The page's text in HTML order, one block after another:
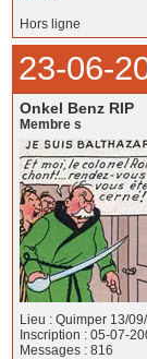
Hors ligne
23-06-
Onkel Benz RIP
Membre s
Lieu : Quimper 13/
Inscription : 05-07-
Messages : 816